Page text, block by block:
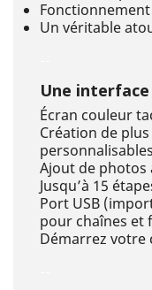
Un véritable
Une
Écran couleur
Création de
personnalisables
Ajout de photos
Jusqu’à 15
Port USB
pour chaînes et
Démarrez votre